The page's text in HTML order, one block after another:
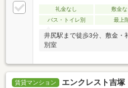
礼金なし 敷金な
バス・トイレ別
最上
井尻駅まで徒歩3分、敷金・
別室
賃貸マンション エンクレスト吉塚